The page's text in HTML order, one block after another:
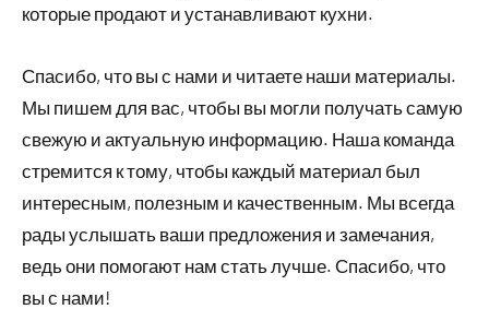
которые продают и устанавливают кухни.
Спасибо, что вы с нами и читаете наши материалы.
Мы пишем для вас, чтобы вы могли получать самую
свежую и актуальную информацию. Наша команда
стремится к тому, чтобы каждый материал был
интересным, полезным и качественным. Мы всегда
рады услышать ваши предложения и замечания,
ведь они помогают нам стать лучше. Спасибо, что
вы с нами!